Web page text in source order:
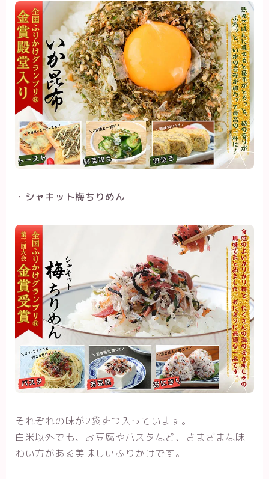
・シャキット梅ちりめん
それぞれの味が2袋ずつ入っています。
白米以外でも、お豆腐やパスタなど、さまざまな味
わい方がある美味しいふりかけです。